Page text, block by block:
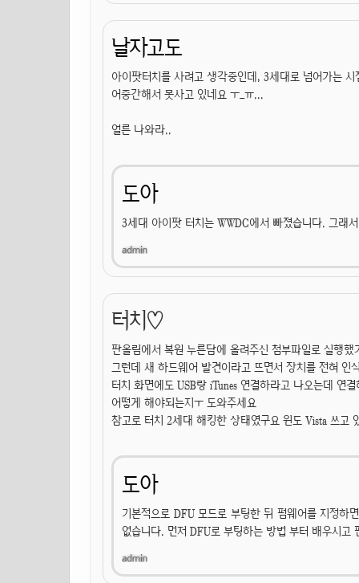
날자고도
아이팟터치를 사려고 생각중인데, 3세대로 넘어가는 시
어중간해서 못사고 있네요 ㅜ_ㅠ...
얼른 나와라..
도아
3세대 아이팟 터치는 WWDC에서 빠졌습니다. 그래
터치♡
판올림에서 복원 누른담에 올려주신 첨부파일로 실행했
그런데 새 하드웨어 발견이라고 뜨면서 장치를 전혀 인
터치 화면에도 USB랑 iTunes 연결하라고 나오는데 연
어떻게 해야되는지ㅜ 도와주세요
참고로 터치 2세대 해킹한 상태였구요 윈도 Vista 쓰고
도아
기본적으로 DFU 모드로 부팅한 뒤 펌웨어를 지정하
없습니다. 먼저 DFU로 부팅하는 방법 부터 배우시고